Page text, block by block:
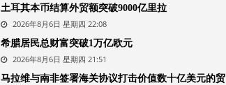
土耳其本币结算外贸额突破9000亿里拉
2026年8月6日 星期四 22:08
希腊居民总财富突破1万亿欧元
2026年8月6日 星期四 21:51
马拉维与南非签署海关协议打击价值数十亿美元的贸